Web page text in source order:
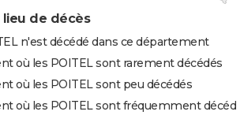
lieu de décès
n'est décédé dans ce département
où les POITEL sont rarement décédés
où les POITEL sont peu décédés
où les POITEL sont fréquemment